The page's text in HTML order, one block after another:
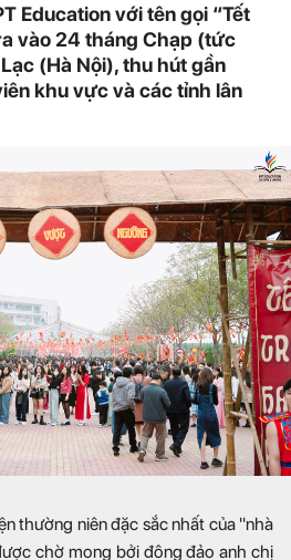
Education với tên gọi “Tết
vào 24 tháng Chạp (tức
(Hà Nội), thu hút gần
khu vực và các tỉnh lân
thường niên đặc sắc nhất của "nhà
chờ mong bởi đông đảo anh chị